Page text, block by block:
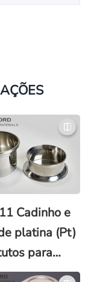
Cadinho e
platina (Pt)
para